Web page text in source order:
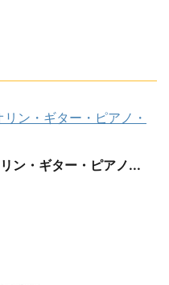
ン・ギター・ピアノ...